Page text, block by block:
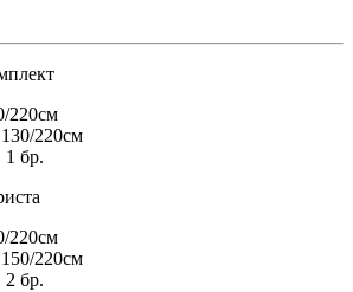
220см
220см
1 бр.
220см
220см
2 бр.